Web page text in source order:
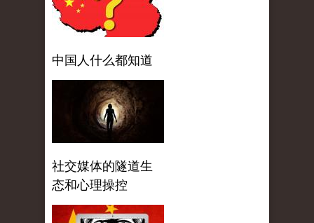
中国人什么都知道
社交媒体的隧道生
态和心理操控